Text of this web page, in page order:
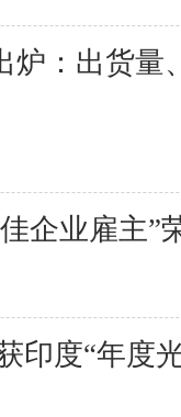
炉：出货量
企业雇主”
印度“年度